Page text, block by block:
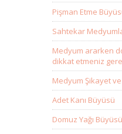
Pişman Etme
Sahtekar
Medyum ararken
dikkat etmeniz
Medyum Şikayet
Adet Kanı Büyüsü
Domuz Yağı